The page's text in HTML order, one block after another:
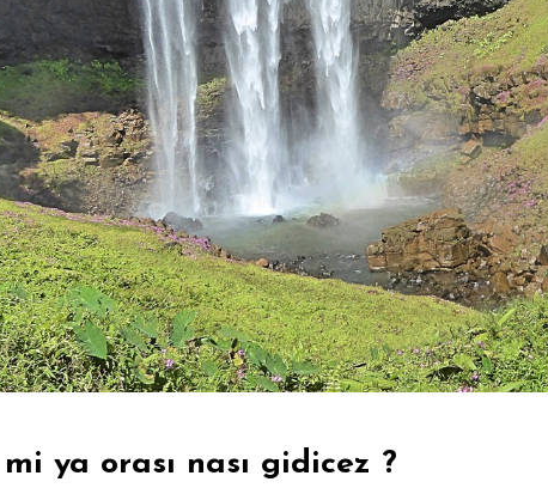
ya orası nası gidicez ?